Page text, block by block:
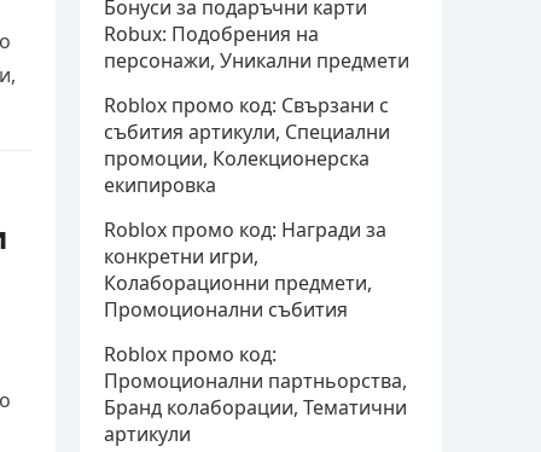
Бонуси за подаръчни карти
Robux: Подобрения на
персонажи, Уникални предмети
Roblox промо код: Свързани с
събития артикули, Специални
промоции, Колекционерска
екипировка
Roblox промо код: Награди за
конкретни игри,
Колаборационни предмети,
Промоционални събития
Roblox промо код:
Промоционални партньорства,
Бранд колаборации, Тематични
артикули